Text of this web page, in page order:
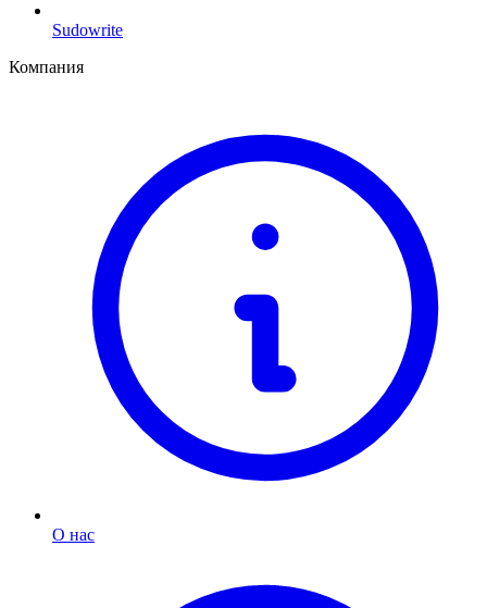
Sudowrite
Компания
О нас